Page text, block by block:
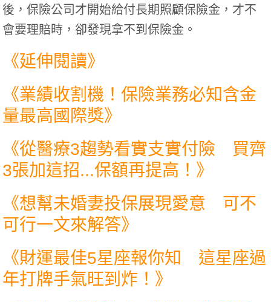
後，保險公司才開始給付長期照顧保險金，才不
會要理賠時，卻發現拿不到保險金。
《延伸閱讀》
《業績收割機！保險業務必知含金
量最高國際獎》
《從醫療3趨勢看實支實付險 買齊
3張加這招...保額再提高！ 》
《想幫未婚妻投保展現愛意 可不
可行一文來解答》
《財運最佳5星座報你知 這星座過
年打牌手氣旺到炸！ 》